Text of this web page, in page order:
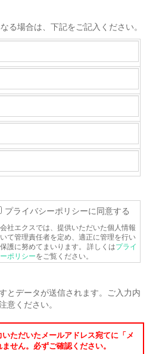
る場合は、下記をご記入ください。
プライバシーポリシーに同意する
社エクスでは、提供いただいた個人情報
て管理責任者を定め、適正に管理を行い
護に努めてまいります。 詳しくはプライ
ポリシーをご覧ください。
とデータが送信されます。ご入力内
意ください。
ただいたメールアドレス宛てに「メ
せん。必ずご確認ください。